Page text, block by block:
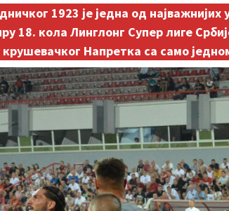
1923 је једна од најважнијих
18. кола Линглонг Супер лиге
Напретка са само